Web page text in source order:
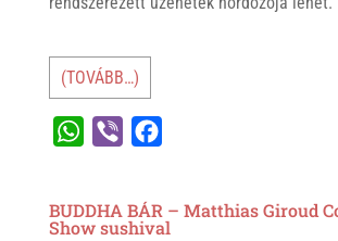
(TOVÁBB…)
t
e
e
BUDDHA BÁR – Matthias Giroud
Show sushival